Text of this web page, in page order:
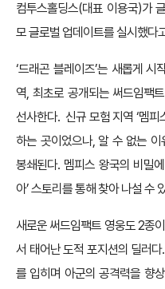
컴투스홀딩스(대표 이용국)가
모 글로벌 업데이트를 실시했다
‘드래곤 블레이즈’는 새롭게
역, 최초로 공개되는 써드임팩
선사한다. 신규 모험 지역 ‘멤피
하는 곳이었으나, 알 수 없는
봉쇄된다. 멤피스 왕국의 비밀
아’ 스토리를 통해 찾아 나설 수
새로운 써드임팩트 영웅도 2종
서 태어난 도적 포지션의 딜러
를 입히며 아군의 공격력을 향